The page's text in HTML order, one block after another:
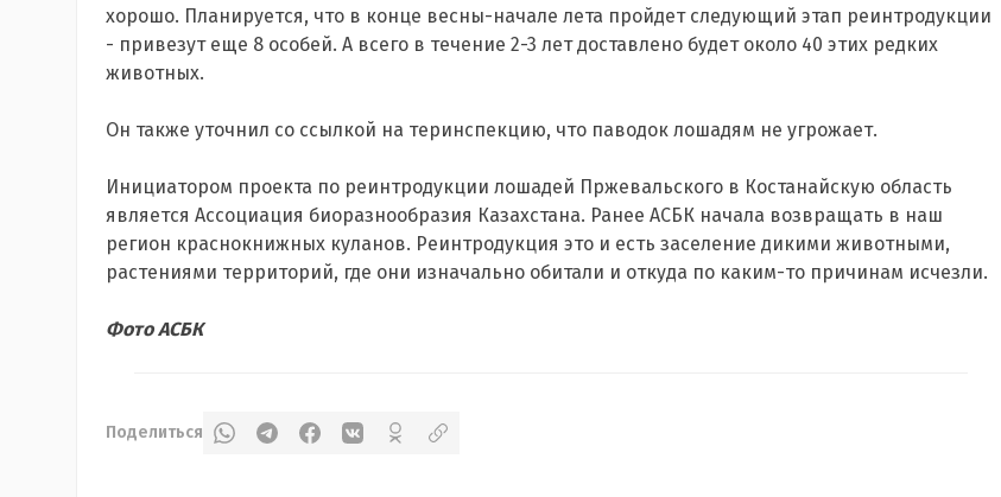
хорошо. Планируется, что в конце весны-начале лета пройдет следующий этап реинтродукции
- привезут еще 8 особей. А всего в течение 2-3 лет доставлено будет около 40 этих редких
животных.
Он также уточнил со ссылкой на теринспекцию, что паводок лошадям не угрожает.
Инициатором проекта по реинтродукции лошадей Пржевальского в Костанайскую область
является Ассоциация биоразнообразия Казахстана. Ранее АСБК начала возвращать в наш
регион краснокнижных куланов. Реинтродукция это и есть заселение дикими животными,
растениями территорий, где они изначально обитали и откуда по каким-то причинам исчезли.
Фото АСБК
Поделиться